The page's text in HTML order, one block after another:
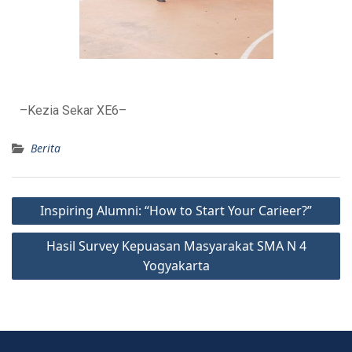
–Kezia Sekar XE6–
Berita
Inspiring Alumni: “How to Start Your Carieer?”
Hasil Survey Kepuasan Masyarakat SMA N 4
Yogyakarta